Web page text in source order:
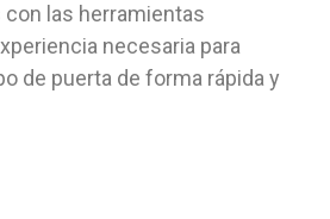
las herramientas
necesaria para
de puerta de forma rápida y